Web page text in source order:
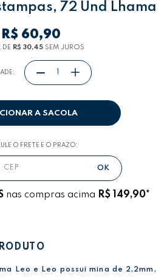
72 Und Lhama
R$ 60,90
DE R$ 30,45SEM JUROS
A SACOLA
O FRETE E O PRAZO:
nas compras acima R$ 149,90*
Leo e Leo possui mina de 2,2mm,